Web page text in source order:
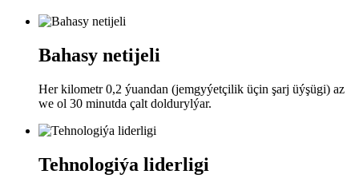
Bahasy netijeli
Her kilometr 0,2 ýuandan (jemgyýetçilik üçin şarj üýşügi) az
we ol 30 minutda çalt doldurylýar.
Tehnologiýa liderligi